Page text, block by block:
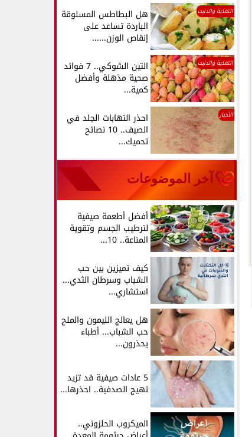
التغذية والدايت هل البطاطس المسلوقة
الباردة تساعد على
إنقاص الوزن......
التغذية والدايت التين الشوكي.. 7 فوائد
صحية مذهلة وأفضل
كمية...
الأخبار احذر التهابات الجلد في
الصيف.. 10 نصائح
تحميك...
آخر الموضوعات
أفضل أطعمة صيفية
لترطيب الجسم وتقوية
المناعة.. 10...
كيف تميزين بين حب
الشباب وسرطان الثدي...
استشاري...
هل يعالج الليمون والملح
حب الشباب... أطباء
يحذرون...
5 عادات صيفية قد تزيد
تهيج الصدفية.. احذرها...
الميكروب الحلزوني..